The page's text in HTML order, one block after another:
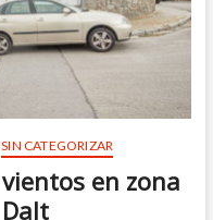
SIN CATEGORIZAR
en zona